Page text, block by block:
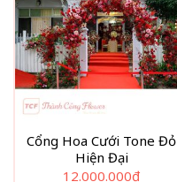
Cổng Hoa Cưới Tone Đỏ
Hiện Đại
12.000.000₫